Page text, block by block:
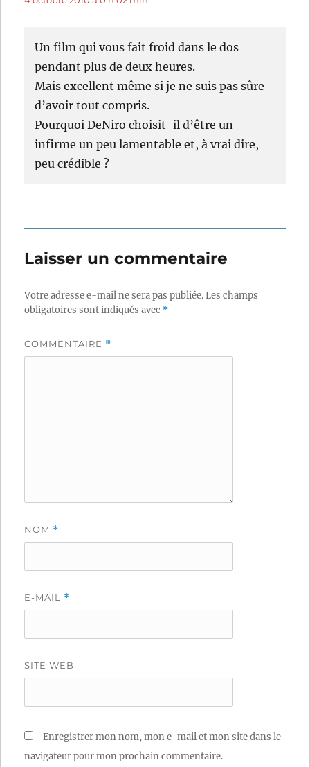
Un film qui vous fait froid dans le dos
pendant plus de deux heures.
Mais excellent même si je ne suis pas sûre
d’avoir tout compris.
Pourquoi DeNiro choisit-il d’être un
infirme un peu lamentable et, à vrai dire,
peu crédible ?
Laisser un commentaire
Votre adresse e-mail ne sera pas publiée.Les champs
obligatoires sont indiqués avec *
COMMENTAIRE *
NOM *
E-MAIL *
SITE WEB
Enregistrer mon nom, mon e-mail et mon site dans le
navigateur pour mon prochain commentaire.